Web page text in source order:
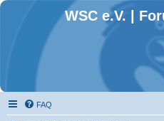
WSC e.V. |
FAQ